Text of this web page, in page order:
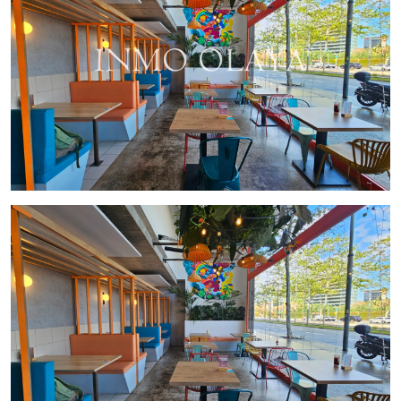
planta baja, con 130 m2, incluye un comedor de 69 m2, una
cocina totalmente equipada de 25 m2 y dos baños (uno
adaptado para minusválidos) junto con un pequeño
almacén. La planta superior, con 110 m2, cuenta con una
cocina equipada para producción, cámaras frigoríficas y
baños. El local, de construcción reciente en 2021, cumple
con todas las normativas actuales y está totalmente
amueblado y equipado con los equipos necesarios para
operar de inmediato.
Entre los equipos destacados se encuentran la campana
extractora, freidoras a gas, plancha de cromo, lavavajillas,
neveras, congelador, entre otros. Además, cuenta con
licencia de terraza para un aforo de hasta 24 personas, ideal
para aprovechar al máximo el espacio exterior durante todo
el año.
El traspaso se ofrece por 275.000€, con un alquiler mensual
de 3.176€ + IVA, sujeto a revisión por parte de la propiedad.
No pierdas la oportunidad de adquirir este restaurante con
todas las comodidades y prestaciones necesarias para
triunfar en el competitivo mercado gastronómico de
Barcelona. Contáctanos hoy mismo para obtener más